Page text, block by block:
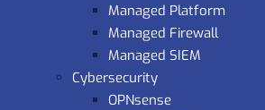
Managed Platform
Managed Firewall
Managed SIEM
Cybersecurity
OPNsense